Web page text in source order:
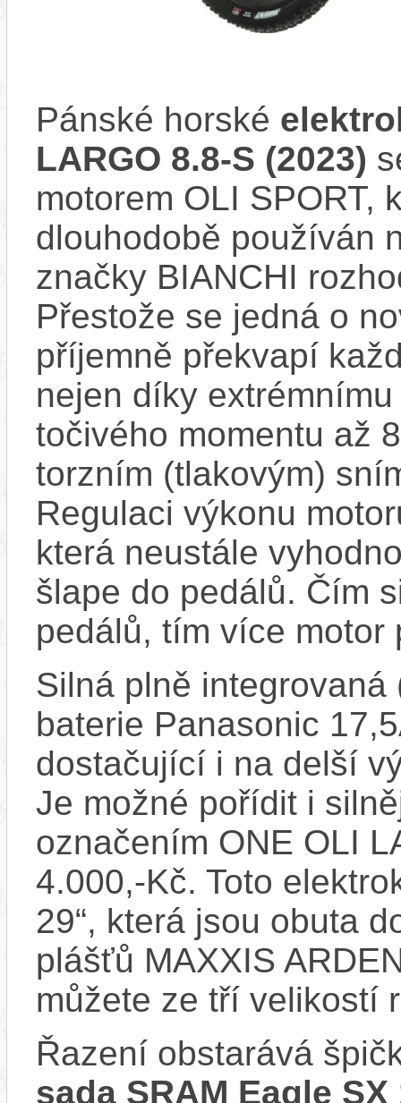
Pánské horské
LARGO 8.8-S (2023)
motorem OLI SPORT,
dlouhodobě používán
značky BIANCHI
Přestože se jedná o
příjemně překvapí
nejen díky
točivého momentu až
torzním (tlakovým)
Regulaci výkonu
která neustále
šlape do pedálů. Čím
pedálů, tím více motor
Silná plně
baterie Panasonic
dostačující i na delší
Je možné pořídit i
označením ONE OLI
4.000,-Kč. Toto
29“, která jsou obuta
plášťů MAXXIS
můžete ze tří velikostí
Řazení obstarává
sada SRAM Eagle SX